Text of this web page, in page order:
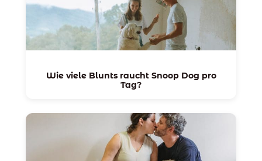
Wie viele Blunts raucht Snoop Dog pro
Tag?